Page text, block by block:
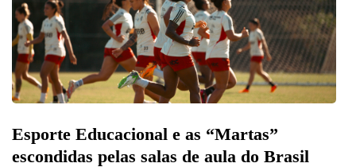
Esporte Educacional e as “Martas”
escondidas pelas salas de aula do Brasil